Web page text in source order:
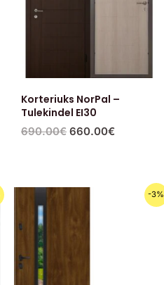
Korteriuks NorPal –
Tulekindel EI30
690.00€ 660.00€
-3%
цена: